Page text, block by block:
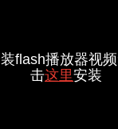
flash播放器视
击这里安装